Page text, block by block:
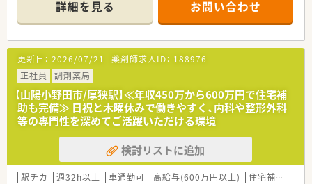
■薬剤師は常勤2名とパート1名の体制で、協力し合いながら業
務に取り組める環境が整っています。
【募集背景と求める人物像について】
■今回は体制強化のための増員募集となり、将来的に管理薬剤師
として活躍いただける方を求めています。
■地域に根差した薬局で、患者様一人ひとりと丁寧に向き合い信
頼関係を築ける方を歓迎します。
■チームワークを大切にし、周囲のスタッフと協調しながら円滑
に店舗運営を行える方を募集します。
【法人特徴について】
■山口県内で山陽小野田市、山口市、下関市に各1店舗ずつ展開
する地域密着型の調剤薬局グループです。
詳細を見る お問い合わせ
更新日： 2026/07/21 薬剤師求人ID： 188976
正社員
調剤薬局
【山陽小野田市/厚狭駅】≪年収450万から600万円で住宅補
助も完備≫ 日祝と木曜休みで働きやすく、内科や整形外科
等の専門性を深めてご活躍いただける環境
検討リストに追加
駅チカ 週32h以上 車通勤可 高給与(600万円以上) 住宅補助(手当)あり